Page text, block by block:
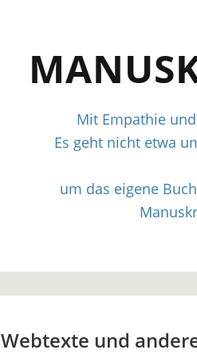
Mit Empathie
Es geht nicht etwa
um das eigene
Webtexte und